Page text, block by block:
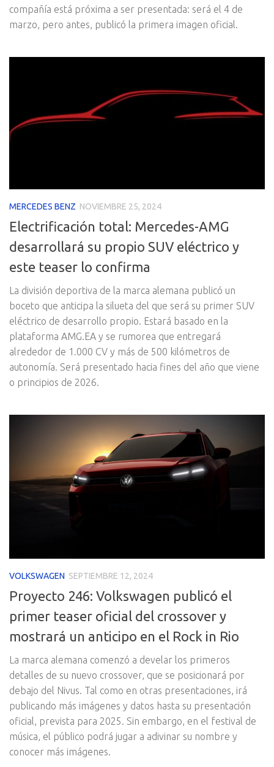
compañía está próxima a ser presentada: será el 4 de
marzo, pero antes, publicó la primera imagen oficial.
MERCEDES BENZ NOVIEMBRE 25, 2024
Electrificación total: Mercedes-AMG
desarrollará su propio SUV eléctrico y
este teaser lo confirma
La división deportiva de la marca alemana publicó un
boceto que anticipa la silueta del que será su primer SUV
eléctrico de desarrollo propio. Estará basado en la
plataforma AMG.EA y se rumorea que entregará
alrededor de 1.000 CV y más de 500 kilómetros de
autonomía. Será presentado hacia fines del año que viene
o principios de 2026.
VOLKSWAGEN SEPTIEMBRE 12, 2024
Proyecto 246: Volkswagen publicó el
primer teaser oficial del crossover y
mostrará un anticipo en el Rock in Rio
La marca alemana comenzó a develar los primeros
detalles de su nuevo crossover, que se posicionará por
debajo del Nivus. Tal como en otras presentaciones, irá
publicando más imágenes y datos hasta su presentación
oficial, prevista para 2025. Sin embargo, en el festival de
música, el público podrá jugar a adivinar su nombre y
conocer más imágenes.